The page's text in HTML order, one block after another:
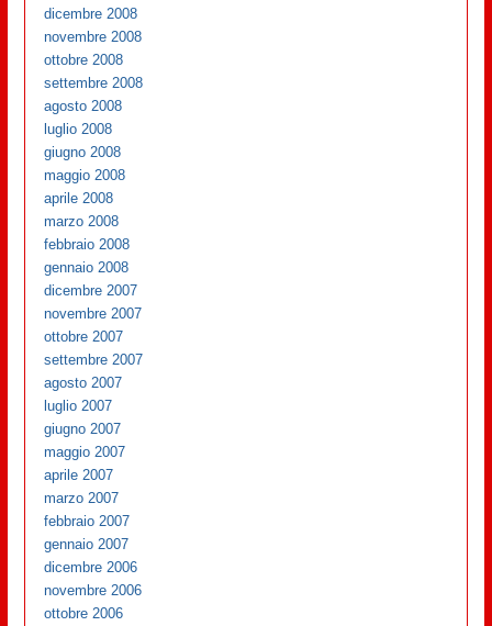
dicembre 2008
novembre 2008
ottobre 2008
settembre 2008
agosto 2008
luglio 2008
giugno 2008
maggio 2008
aprile 2008
marzo 2008
febbraio 2008
gennaio 2008
dicembre 2007
novembre 2007
ottobre 2007
settembre 2007
agosto 2007
luglio 2007
giugno 2007
maggio 2007
aprile 2007
marzo 2007
febbraio 2007
gennaio 2007
dicembre 2006
novembre 2006
ottobre 2006